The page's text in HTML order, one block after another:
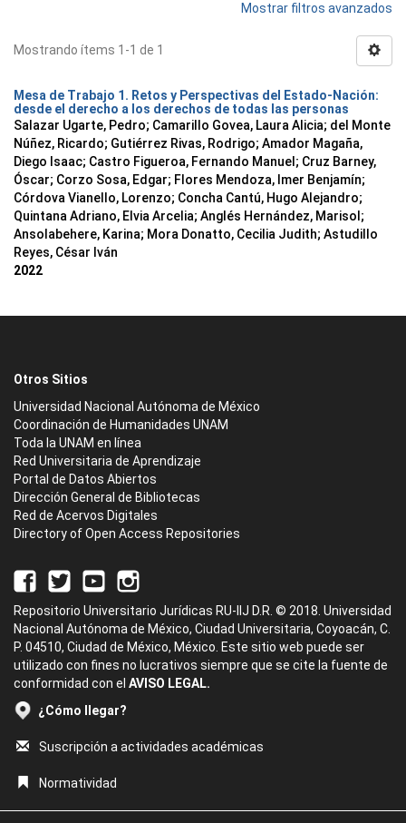
Mostrar filtros avanzados
Mostrando ítems 1-1 de 1
Mesa de Trabajo 1. Retos y Perspectivas del Estado-Nación:
desde el derecho a los derechos de todas las personas
Salazar Ugarte, Pedro; Camarillo Govea, Laura Alicia; del Monte
Núñez, Ricardo; Gutiérrez Rivas, Rodrigo; Amador Magaña,
Diego Isaac; Castro Figueroa, Fernando Manuel ; Cruz Barney,
Óscar; Corzo Sosa, Edgar; Flores Mendoza, Imer Benjamín;
Córdova Vianello, Lorenzo; Concha Cantú, Hugo Alejandro;
Quintana Adriano, Elvia Arcelia; Anglés Hernández, Marisol ;
Ansolabehere, Karina; Mora Donatto, Cecilia Judith; Astudillo
Reyes, César Iván
2022
Otros Sitios
Universidad Nacional Autónoma de México
Coordinación de Humanidades UNAM
Toda la UNAM en línea
Red Universitaria de Aprendizaje
Portal de Datos Abiertos
Dirección General de Bibliotecas
Red de Acervos Digitales
Directory of Open Access Repositories
Repositorio Universitario Jurídicas RU-IIJ D.R. © 2018. Universidad
Nacional Autónoma de México, Ciudad Universitaria, Coyoacán, C.
P. 04510, Ciudad de México, México. Este sitio web puede ser
utilizado con fines no lucrativos siempre que se cite la fuente de
conformidad con el AVISO LEGAL.
¿Cómo llegar?
Suscripción a actividades académicas
Normatividad